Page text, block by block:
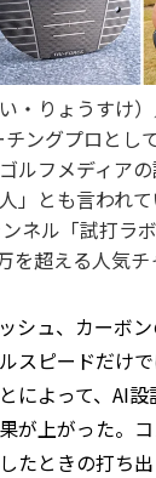
・りょうすけ）
チングプロとし
ルフメディアの
」とも言われ
ネル「試打ラ
を超える人気チ
シュ、カーボ
スピードだけ
によって、AI
が上がった。
たときの打ち